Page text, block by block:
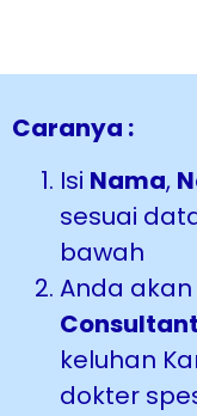
Caranya :
Isi Nama,
sesuai
bawah
Anda
Consultant
keluhan
dokter